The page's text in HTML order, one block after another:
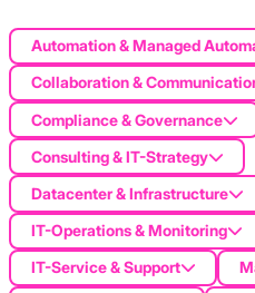
Automation & Managed
Collaboration &
Compliance & Governance
Consulting & IT-Strategy
Datacenter & Infrastructure
IT-Operations & Monitoring
IT-Service & Support